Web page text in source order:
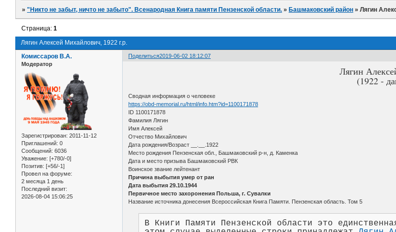
»"Никто не забыт, ничто не забыто". Всенародная Книга памяти Пензенской области. » Башмаковский район »Лягин
Лягин Алексей Михайлович, 1922 г.р.
Страница:1
Поделиться2019-06-02 18:12:07
Комиссаров В.А.
Модератор
Зарегистрирован: 2011-11-12
Приглашений: 0
Сообщений: 6036
Уважение: [+780/-0]
Позитив: [+56/-1]
Провел на форуме:
2 месяца 1 день
Последний визит:
2026-08-04 15:06:25
Лягин
(1922 -
Сводная информация о человеке
https://obd-memorial.ru/html/info.htm?id=1100171878
ID 1100171878
Фамилия Лягин
Имя Алексей
Отчество Михайлович
Дата рождения/Возраст __.__.1922
Место рождения Пензенская обл., Башмаковский р-н, д. Каменка
Дата и место призыва Башмаковский РВК
Воинское звание лейтенант
Причина выбытия умер от ран
Дата выбытия 29.10.1944
Первичное место захоронения Польша, г. Сувалки
Название источника донесения Всероссийская Книга Памяти. Пензенская область. Том 5
В Книги Памяти Пензенской области это